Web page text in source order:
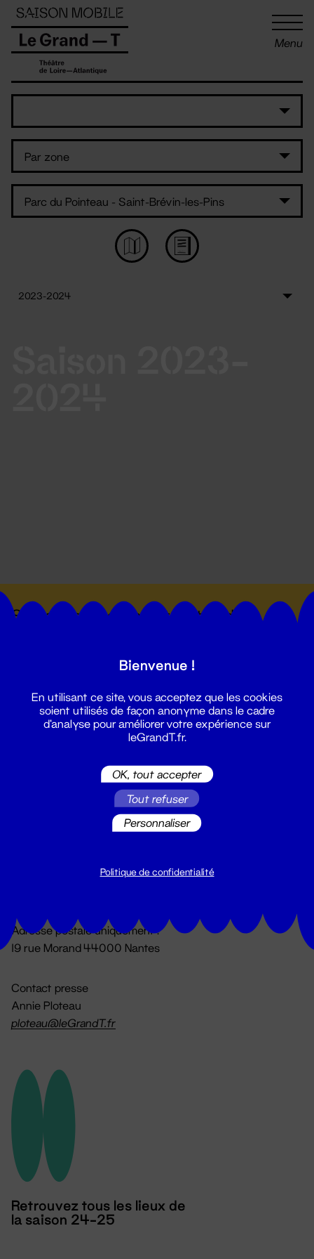
Menu
Suivez toutes les actualités du
Du lundi au vendredi 14h → 18h
Adresse postale uniquement :
19 rue Morand 44000 Nantes
Contact presse
Annie Ploteau
ploteau@leGrandT.fr
Retrouvez tous les lieux de
la saison 24-25
Panneau de gestion des cookies
Bienvenue !
En utilisant ce site, vous acceptez que les cookies
soient utilisés de façon anonyme dans le cadre
d'analyse pour améliorer votre expérience sur
leGrandT.fr.
OK, tout accepter
Tout refuser
Personnaliser
Politique de confidentialité